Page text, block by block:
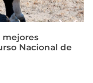
mejores
Nacional de